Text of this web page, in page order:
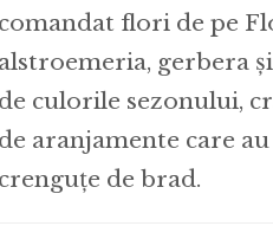
comandat flori de pe
alstroemeria, gerbera
de culorile sezonului,
de aranjamente care
crenguțe de brad.